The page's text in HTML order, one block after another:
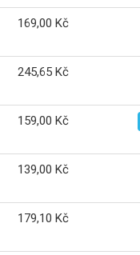
169,00 Kč
245,65 Kč
159,00 Kč
139,00 Kč
179,10 Kč